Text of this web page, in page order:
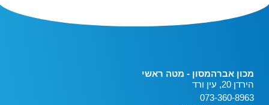
מכון אברהמסון - מטה ראשי
הירדן 20, עין ורד
073-360-8963